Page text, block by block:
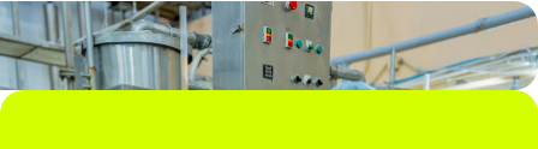
Sistemas